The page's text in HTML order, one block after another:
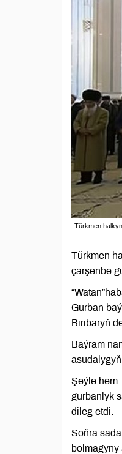
Türkmen
Türkmen
çarşenbe
Gurban
Biribaryň
Baýram
Şeýle hem
gurbanlyk
dileg etdi.
Soňra
bolmagyny